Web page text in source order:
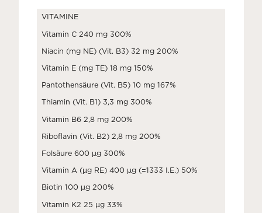
VITAMINE
Vitamin C 240 mg 300%
Niacin (mg NE) (Vit. B3) 32 mg 200%
Vitamin E (mg TE) 18 mg 150%
Pantothensäure (Vit. B5) 10 mg 167%
Thiamin (Vit. B1) 3,3 mg 300%
Vitamin B6 2,8 mg 200%
Riboflavin (Vit. B2) 2,8 mg 200%
Folsäure 600 μg 300%
Vitamin A (μg RE) 400 μg (=1333 I.E.) 50%
Biotin 100 μg 200%
Vitamin K2 25 μg 33%